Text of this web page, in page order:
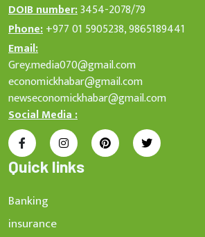
DOIB number:3454-2078/79
Phone:+977 01 5905238, 9865189441
Email:
Grey.media070@gmail.com
economickhabar@gmail.com
newseconomickhabar@gmail.com
Social Media :
Quick links
Banking
insurance